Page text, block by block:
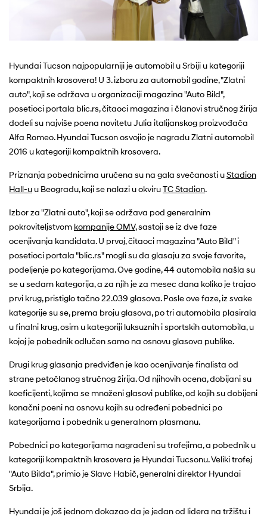
Hyundai Tucson najpopularniji je automobil u Srbiji u kategoriji
kompaktnih krosovera! U 3. izboru za automobil godine, "Zlatni
auto", koji se održava u organizaciji magazina "Auto Bild",
posetioci portala blic.rs, čitaoci magazina i članovi stručnog žirija
dodeli su najviše poena novitetu Julia italijanskog proizvođača
Alfa Romeo. Hyundai Tucson osvojio je nagradu Zlatni automobil
2016 u kategoriji kompaktnih krosovera.
Priznanja pobednicima uručena su na gala svečanosti uStadion
Hall-uu Beogradu, koji se nalazi u okviruTC Stadion.
Izbor za "Zlatni auto", koji se održava pod generalnim
pokroviteljstvom kompanije OMV, sastoji se iz dve faze
ocenjivanja kandidata. U prvoj, čitaoci magazina "Auto Bild" i
posetioci portala "blic.rs" mogli su da glasaju za svoje favorite,
podeljenje po kategorijama. Ove godine, 44 automobila našla su
se u sedam kategorija, a za njih je za mesec dana koliko je trajao
prvi krug, pristiglo tačno 22.039 glasova. Posle ove faze, iz svake
kategorije su se, prema broju glasova, po tri automobila plasirala
u finalni krug, osim u kategoriji luksuznih i sportskih automobila, u
kojoj je pobednik odlučen samo na osnovu glasova publike.
Drugi krug glasanja predviđen je kao ocenjivanje finalista od
strane petočlanog stručnog žirija. Od njihovih ocena, dobijani su
koeficijenti, kojima se množeni glasovi publike, od kojih su dobijeni
konačni poeni na osnovu kojih su određeni pobednici po
kategorijama i pobednik u generalnom plasmanu.
Pobednici po kategorijama nagrađeni su trofejima, a pobednik u
kategoriji kompaktnih krosovera je Hyundai Tucsonu. Veliki trofej
"Auto Bilda", primio je Slavc Habič, generalni direktor Hyundai
Srbija.
Hyundai je još jednom dokazao da je jedan od lidera na tržištu i